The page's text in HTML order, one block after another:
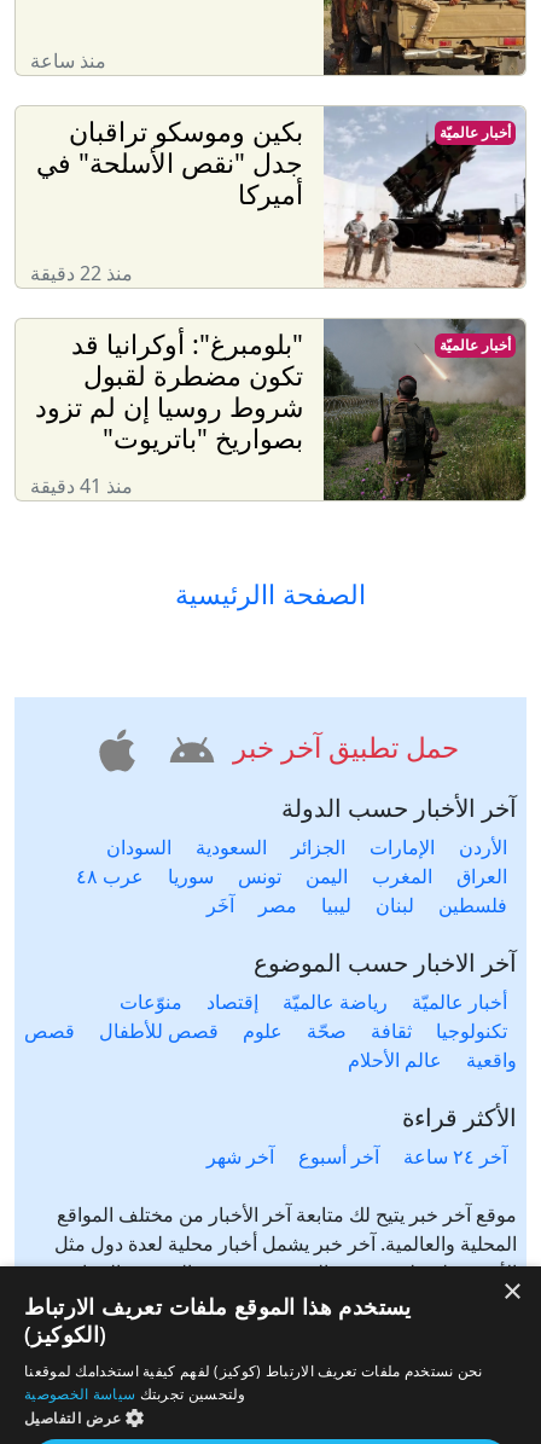
منذ ساعة
بكين وموسكو تراقبان
جدل "نقص الأسلحة" في
أميركا
منذ 22 دقيقة
أخبار عالميّة
"بلومبرغ": أوكرانيا قد
تكون مضطرة لقبول
شروط روسيا إن لم تزود
بصواريخ "باتريوت"
منذ 41 دقيقة
أخبار عالميّة
الصفحة االرئيسية
حمل تطبيق آخر خبر
آخر الأخبار حسب الدولة
الأردن الإمارات الجزائر السعودية
السودان
العراق
المغرب اليمن تونس سوريا
عرب ٤٨
فلسطين
لبنان ليبيا مصر آخَر
آخر الاخبار حسب الموضوع
أخبار عالميّة رياضة عالميّة إقتصاد
منوّعات
تكنولوجيا
ثقافة صحّة علوم قصص للأطفال
قصص
واقعية
عالم الأحلام
الأكثر قراءة
آخر ٢٤ ساعة آخر أسبوع آخر شهر
موقع آخر خبر يتيح لك متابعة آخر الأخبار من مختلف المواقع
المحلية والعالمية. آخر خبر يشمل أخبار محلية لعدة دول مثل
الأردن، فلسطين، مصر، السعودية، تونس، المغرب، الجزائر،
عرب ٤٨، لبنان، العراق، اليمن وغيرها آخر خبر يتيح متابعة أخبار
من شتى المواضيع مثل: أخبار محلية، أخبار عالمية، رياضة،
إقتصاد، ثقافة، منوعات وغيرها تابع الأخبار المحلية والعالمية من
مختلف المواقع الإخبارية: الجزيرة، العربية، بي بي سي، سي ان
×
يستخدم هذا الموقع ملفات تعريف الارتباط
(الكوكيز)
نحن نستخدم ملفات تعريف الارتباط (كوكيز) لفهم كيفية استخدامك لموقعنا
ولتحسين تجربتك سياسة الخصوصية
عرض التفاصيل